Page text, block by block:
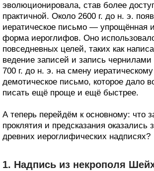
эволюционировала, став более
практичной. Около 2600 г. до н. э.
иератическое письмо — упрощённая
форма иероглифов. Оно
повседневных целей, таких как
ведение записей и запись
700 г. до н. э. на смену
демотическое письмо, которое дало
писать ещё проще и ещё быстрее.
А теперь перейдём к основному: что
проклятия и предсказания
древних иероглифических надписях?
1. Надпись из некрополя